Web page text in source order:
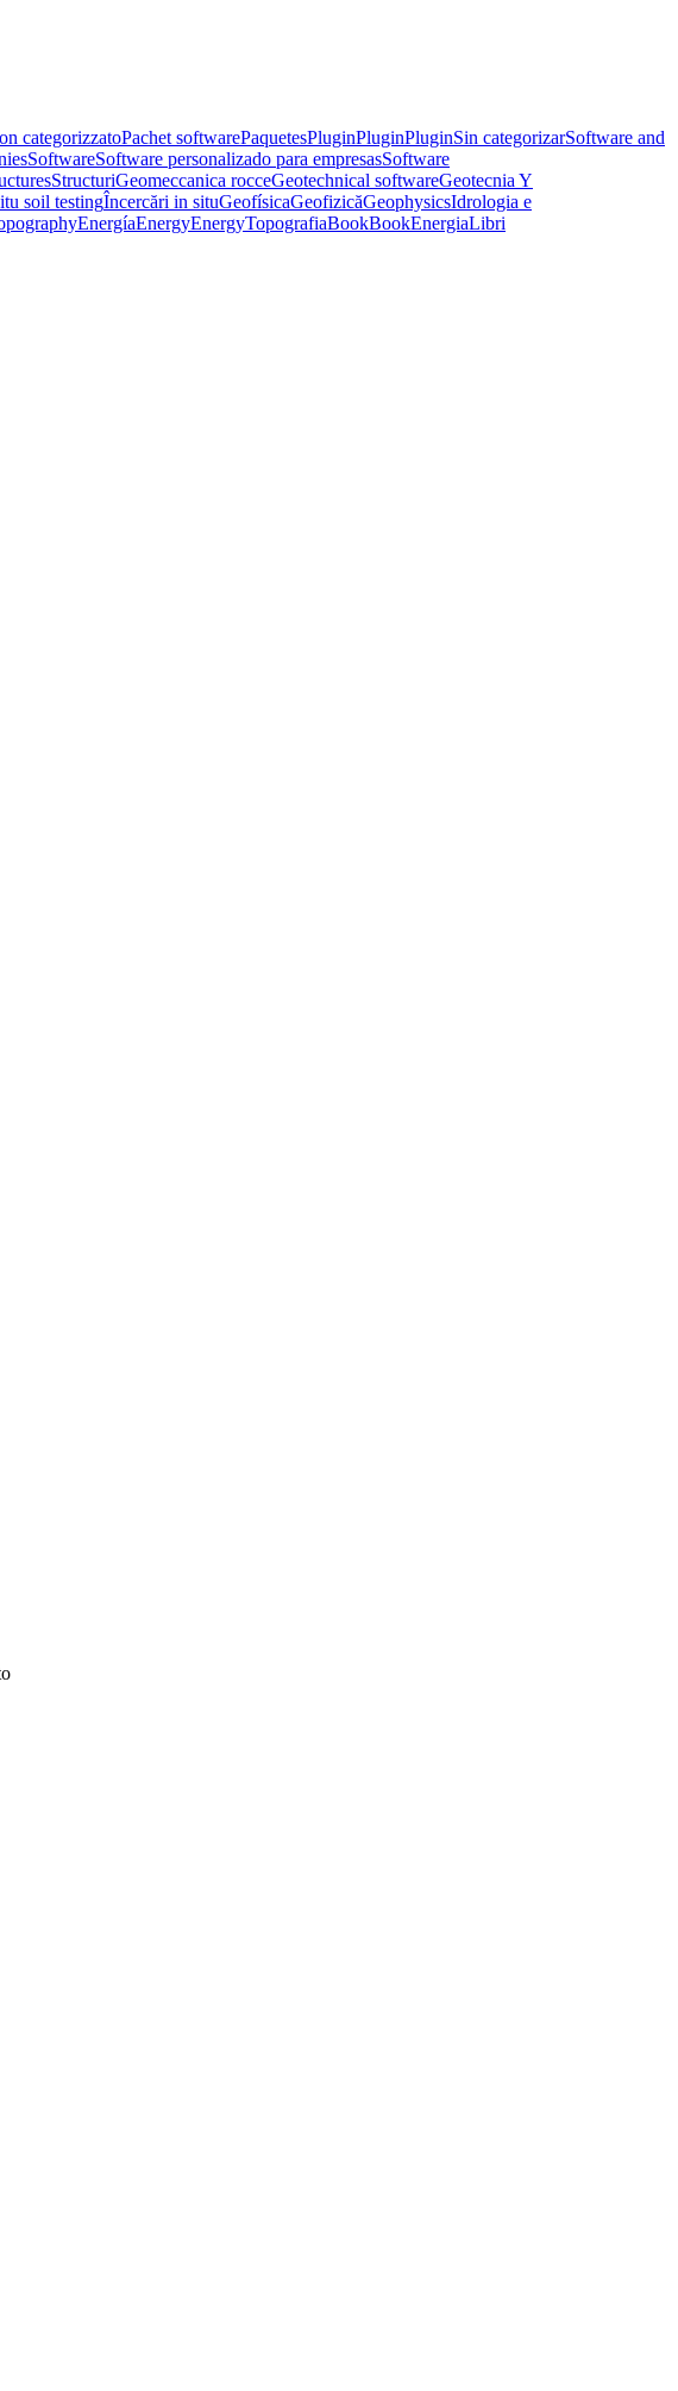
categorizzatoPachet softwarePaquetesPluginPluginPluginSin categorizarSoftware and
SoftwareSoftware personalizado para empresasSoftware
StructuriGeomeccanica rocceGeotechnical softwareGeotecnia Y
soil testingÎncercări in situGeofísicaGeofizicăGeophysicsIdrologia e
EnergíaEnergyEnergyTopografiaBookBookEnergiaLibri